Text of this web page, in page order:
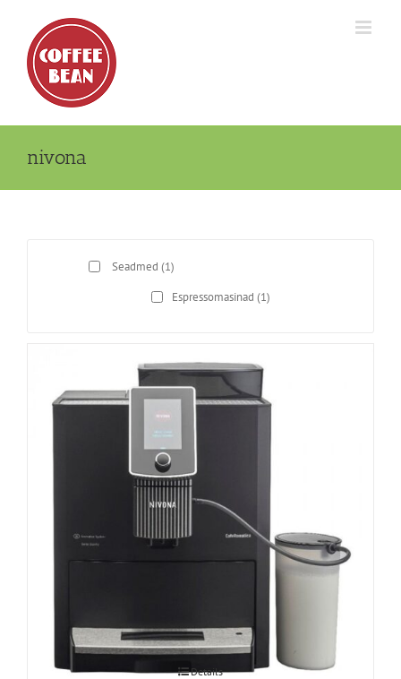
content
nivona
Seadmed (1)
Espressomasinad (1)
Espressomasin CafeRomatica Nivona
Details